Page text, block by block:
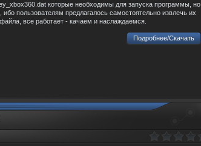
которые необходимы для запуска программы, но
пользователям предлагалось самостоятельно извлечь их
все работает - качаем и наслаждаемся.
Подробнее/Скачать